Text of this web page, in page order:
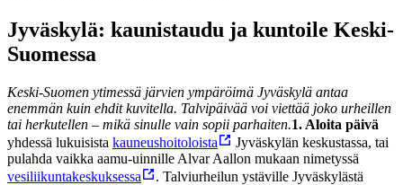
Jyväskylä: kaunistaudu ja kuntoile Keski-
Suomessa
Keski-Suomen ytimessä järvien ympäröimä Jyväskylä antaa
enemmän kuin ehdit kuvitella. Talvipäivää voi viettää joko urheillen
tai herkutellen – mikä sinulle vain sopii parhaiten.1. Aloita päivä
yhdessä lukuisista kauneushoitoloista
Jyväskylän keskustassa, tai
pulahda vaikka aamu-uinnille Alvar Aallon mukaan nimetyssä
vesiliikuntakeskuksessa
. Talviurheilun ystäville Jyväskylästä